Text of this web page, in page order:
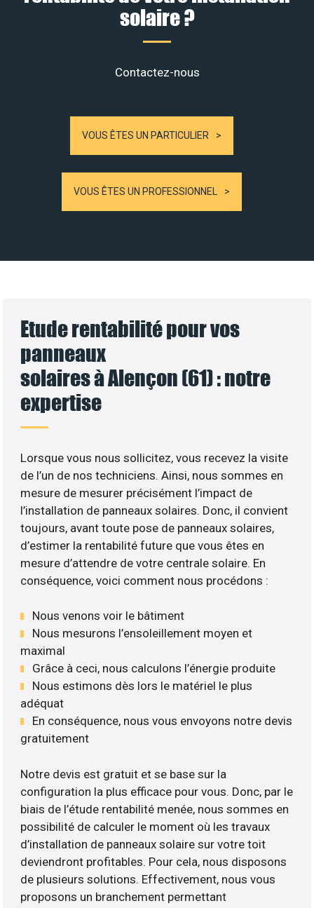
solaire ?
Contactez-nous
VOUS ÊTES UN PARTICULIER
VOUS ÊTES UN PROFESSIONNEL
Etude rentabilité pour vos
panneaux
solaires à Alençon (61) : notre
expertise
Lorsque vous nous sollicitez, vous recevez la visite
de l’un de nos techniciens. Ainsi, nous sommes en
mesure de mesurer précisément l’impact de
l’installation de panneaux solaires. Donc, il convient
toujours, avant toute pose de panneaux solaires,
d’estimer la rentabilité future que vous êtes en
mesure d’attendre de votre centrale solaire. En
conséquence, voici comment nous procédons :
Nous venons voir le bâtiment
Nous mesurons l’ensoleillement moyen et
maximal
Grâce à ceci, nous calculons l’énergie produite
Nous estimons dès lors le matériel le plus
adéquat
En conséquence, nous vous envoyons notre devis
gratuitement
Notre devis est gratuit et se base sur la
configuration la plus efficace pour vous. Donc, par le
biais de l’étude rentabilité menée, nous sommes en
possibilité de calculer le moment où les travaux
d’installation de panneaux solaire sur votre toit
deviendront profitables. Pour cela, nous disposons
de plusieurs solutions. Effectivement, nous vous
proposons un branchement permettant